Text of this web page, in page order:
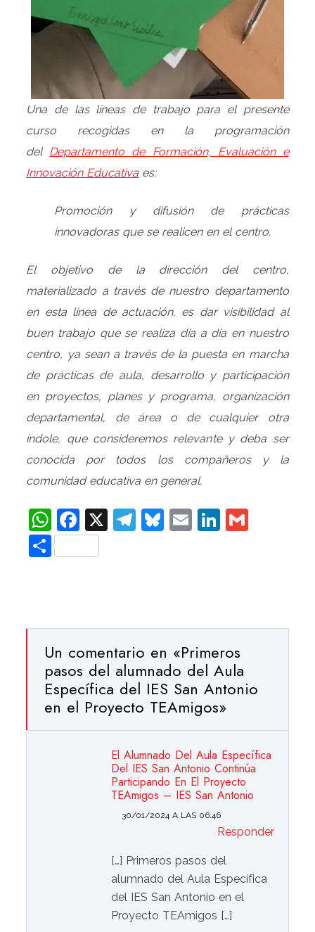
Una de las líneas de trabajo para el presente
curso recogidas en la programación
del Departamento de Formación, Evaluación e
Innovación Educativa es:
Promoción y difusión de prácticas
innovadoras que se realicen en el centro.
El objetivo de la dirección del centro,
materializado a través de nuestro departamento
en esta línea de actuación, es dar visibilidad al
buen trabajo que se realiza día a día en nuestro
centro, ya sean a través de la puesta en marcha
de prácticas de aula, desarrollo y participación
en proyectos, planes y programa, organización
departamental, de área o de cualquier otra
índole, que consideremos relevante y deba ser
conocida por todos los compañeros y la
comunidad educativa en general.
WhatsApp
Facebook
X Telegram
Bluesky
EmailLinkedIn
Compartir
Un comentario en «Primeros
pasos del alumnado del Aula
Específica del IES San Antonio
en el Proyecto TEAmigos»
El Alumnado Del Aula Específica
Del IES San Antonio Continúa
Participando En El Proyecto
TEAmigos – IES San Antonio
30/01/2024 A LAS 06:46
Responder
[…] Primeros pasos del
alumnado del Aula Específica
del IES San Antonio en el
Proyecto TEAmigos […]